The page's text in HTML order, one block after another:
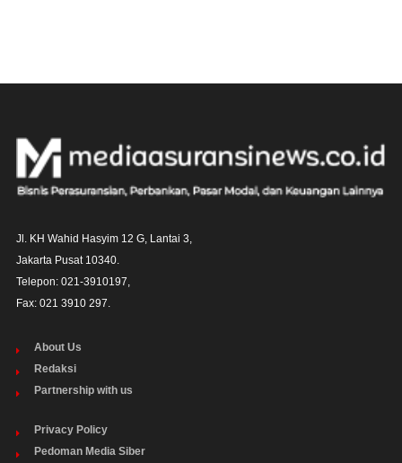
Jl. KH Wahid Hasyim 12 G, Lantai 3,
Jakarta Pusat 10340.
Telepon: 021-3910197,
Fax: 021 3910 297.
About Us
Redaksi
Partnership with us
Privacy Policy
Pedoman Media Siber